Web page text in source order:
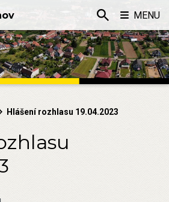
Hlášení rozhlasu 19.04.2023
MENU